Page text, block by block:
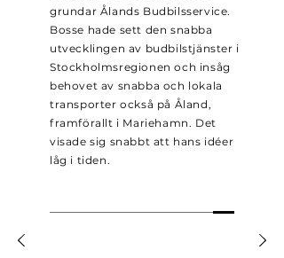
grundar Ålands Budbilsservice.
Bosse hade sett den snabba
utvecklingen av budbilstjänster i
Stockholmsregionen och insåg
behovet av snabba och lokala
transporter också på Åland,
framförallt i Mariehamn. Det
visade sig snabbt att hans idéer
låg i tiden.